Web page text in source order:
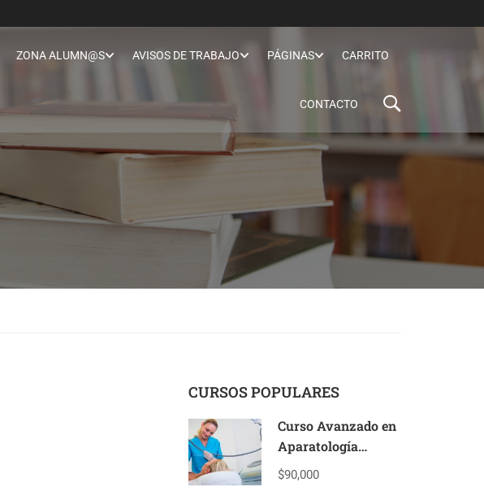
ZONA ALUMN@S AVISOS DE TRABAJO PÁGINAS CARRITO
CONTACTO
CURSOS POPULARES
Curso Avanzado en
Aparatología
Estética
$90,000